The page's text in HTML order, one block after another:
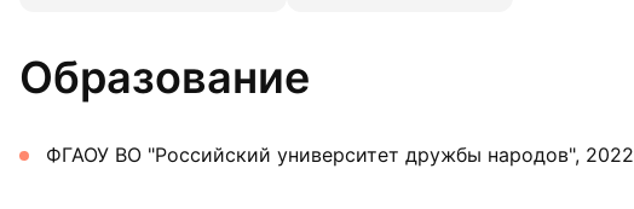
Образование
ФГАОУ ВО "Российский университет дружбы народов", 2022